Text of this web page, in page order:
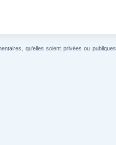
qu'elles soient privées ou publiques.